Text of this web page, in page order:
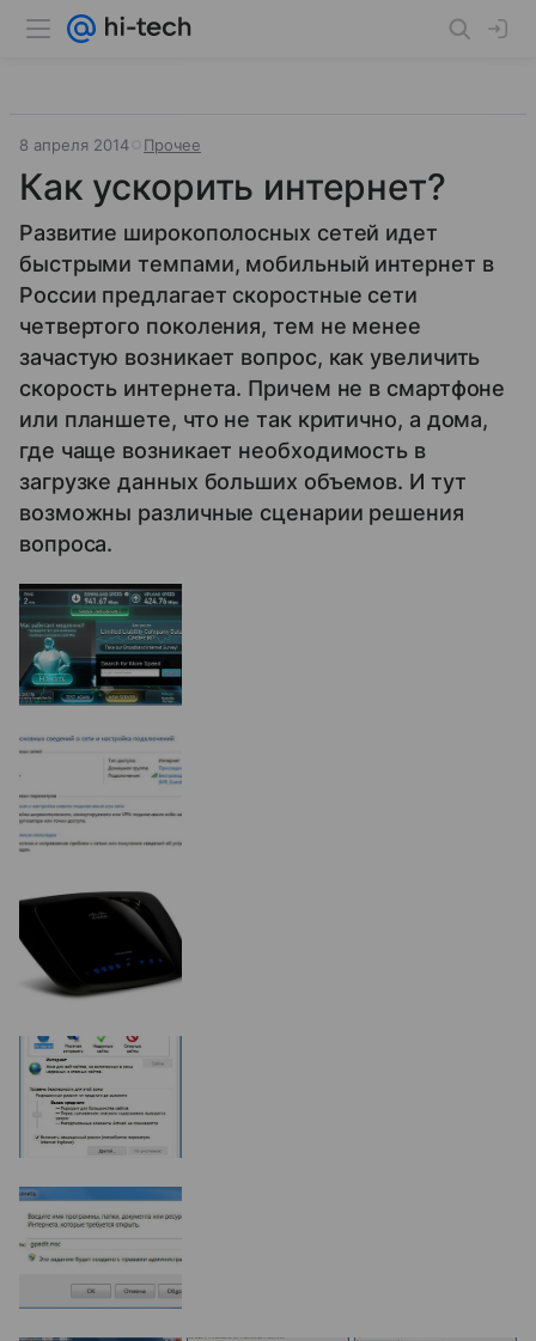
8 апреля 2014 Прочее
Как ускорить интернет?
Развитие широкополосных сетей идет
быстрыми темпами, мобильный интернет в
России предлагает скоростные сети
четвертого поколения, тем не менее
зачастую возникает вопрос, как увеличить
скорость интернета. Причем не в смартфоне
или планшете, что не так критично, а дома,
где чаще возникает необходимость в
загрузке данных больших объемов. И тут
возможны различные сценарии решения
вопроса.